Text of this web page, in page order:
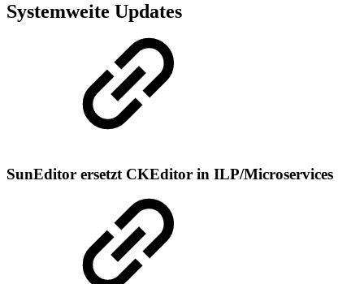
Systemweite Updates
SunEditor ersetzt CKEditor in ILP/Microservices